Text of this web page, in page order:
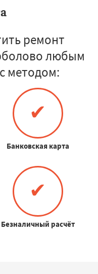
ремонт
любым
методом:
✔
Банковская карта
✔
Безналичный расчёт